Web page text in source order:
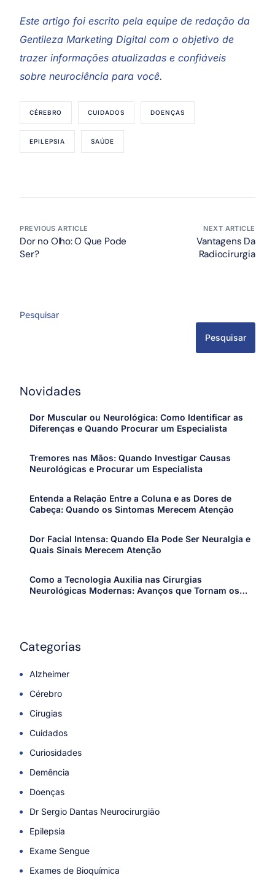
Este artigo foi escrito pela equipe de redação da
Gentileza Marketing Digital com o objetivo de
trazer informações atualizadas e confiáveis
sobre neurociência para você.
CÉREBRO CUIDADOS DOENÇAS
EPILEPSIA SAÚDE
PREVIOUS ARTICLE
Dor no Olho: O Que Pode
Ser?
NEXT ARTICLE
Vantagens Da
Radiocirurgia
Pesquisar
Pesquisar
Novidades
Dor Muscular ou Neurológica: Como Identificar as
Diferenças e Quando Procurar um Especialista
Tremores nas Mãos: Quando Investigar Causas
Neurológicas e Procurar um Especialista
Entenda a Relação Entre a Coluna e as Dores de
Cabeça: Quando os Sintomas Merecem Atenção
Dor Facial Intensa: Quando Ela Pode Ser Neuralgia e
Quais Sinais Merecem Atenção
Como a Tecnologia Auxilia nas Cirurgias
Neurológicas Modernas: Avanços que Tornam os
Categorias
Alzheimer
Cérebro
Cirugias
Cuidados
Curiosidades
Demência
Doenças
Dr Sergio Dantas Neurocirurgião
Epilepsia
Exame Sengue
Exames de Bioquímica